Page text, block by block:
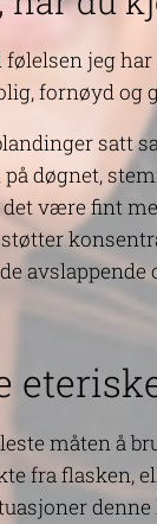
jeg
fornøyd og
satt
døgnet,
være fint
avslappende
måten å
fra flasken,